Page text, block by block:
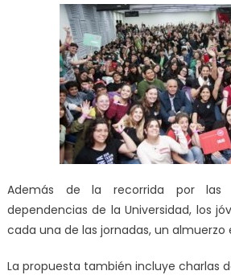
Además de la recorrida por las
dependencias de la Universidad, los
cada una de las jornadas, un almuerzo
La propuesta también incluye charlas